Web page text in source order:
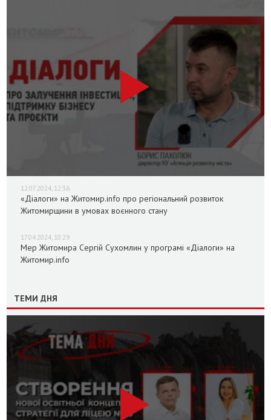
12.07.2024, 12:36
«Діалоги» на Житомир.info про регіональний розвиток
Житомирщини в умовах воєнного стану
17.04.2024, 10:29
Мер Житомира Сергій Сухомлин у програмі «Діалоги» на
Житомир.info
ТЕМИ ДНЯ